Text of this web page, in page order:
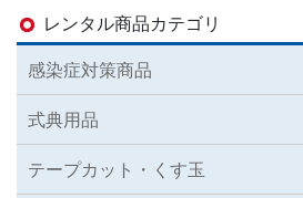
レンタル商品カテゴリ
感染症対策商品
式典用品
テープカット・くす玉